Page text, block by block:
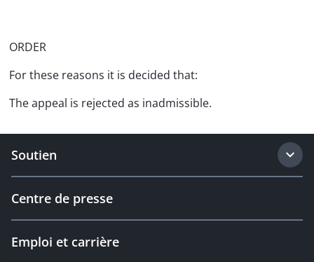
ORDER
For these reasons it is decided that:
The appeal is rejected as inadmissible.
Soutien
Centre de presse
Emploi et carrière